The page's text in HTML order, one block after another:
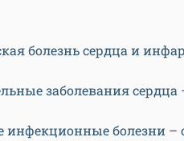
болезнь сердца и
заболевания сердца
инфекционные болезни –